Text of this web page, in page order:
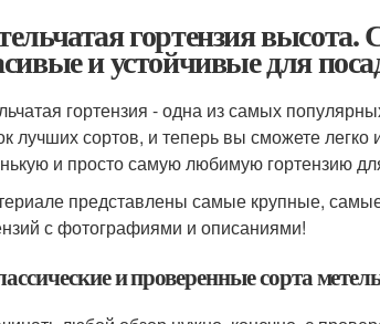
гортензия высота.
и устойчивые для
гортензия - одна из самых
лучших сортов, и теперь вы сможете
и просто самую любимую гортензию
представлены самые крупные,
с фотографиями и описаниями!
и проверенные сорта